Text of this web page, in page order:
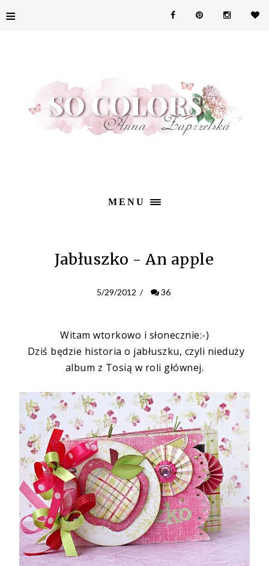
≡
MENU
Jabłuszko - An apple
5/29/2012 / 36
Witam wtorkowo i słonecznie:-)
Dziś będzie historia o jabłuszku, czyli nieduży
album z Tosią w roli głównej.